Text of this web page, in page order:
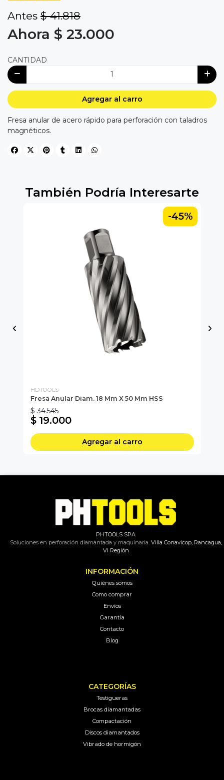
Antes $ 41.818
Ahora $ 23.000
CANTIDAD
Agregar al carro
Fresa anular de acero rápido para perforación con taladros
magnéticos.
También Podría Interesarte
-45%
HDTOOLS
Fresa Anular Diam. 18 Mm X 50 Mm HSS
$ 34.545
$ 19.000
Agregar al carro
PHTOOLS SPA
Soluciones en perforación diamantada y maquinaria.Villa Conavicop, Rancagua,
VI Región
INFORMACIÓN
Quiénes somos
Como comprar
Envíos
Garantía
Contacto
Blog
CATEGORÍAS
Testigueras
Brocas diamantadas
Compactación
Discos diamantados
Vibrado de hormigón